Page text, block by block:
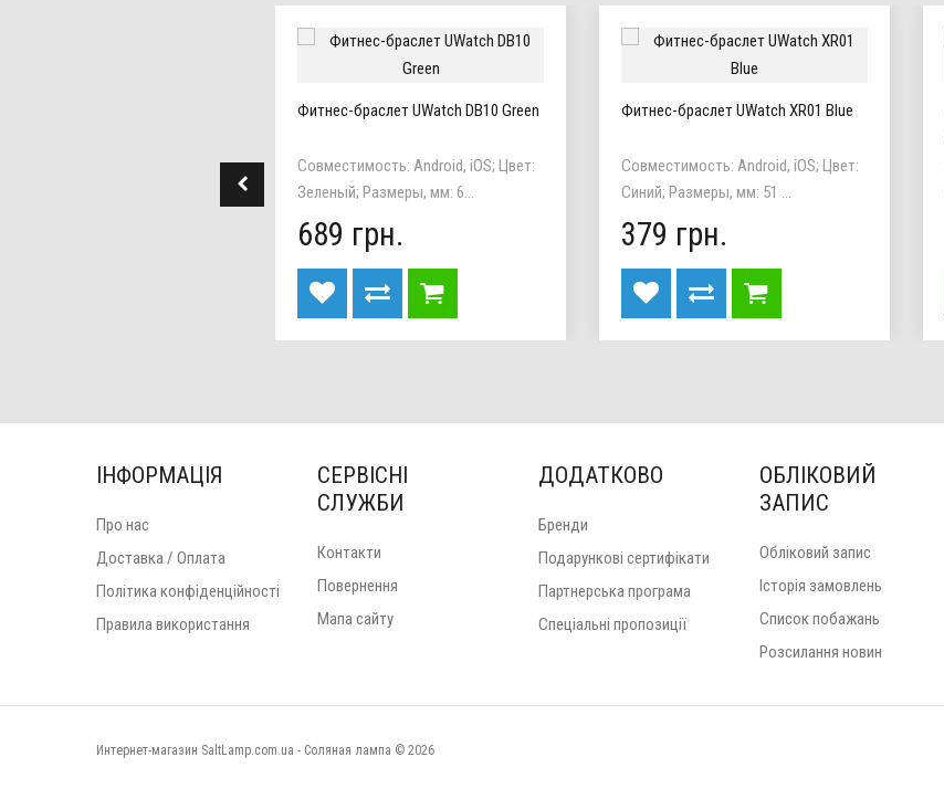
Фитнес-браслет UWatch DB10 Green
Совместимость: Android, iOS; Цвет:
Зеленый; Размеры, мм: 6...
689 грн.
Фитнес-браслет UWatch XR01 Blue
Совместимость: Android, iOS; Цвет:
Синий; Размеры, мм: 51 ...
379 грн.
ІНФОРМАЦІЯ
Про нас
Доставка / Оплата
Політика конфіденційності
Правила використання
СЕРВІСНІ
СЛУЖБИ
Контакти
Повернення
Мапа сайту
ДОДАТКОВО
Бренди
Подарункові сертифікати
Партнерська програма
Спеціальні пропозиції
ОБЛІКОВИЙ
ЗАПИС
Обліковий запис
Історія замовлень
Список побажань
Розсилання новин
Интернет-магазин SaltLamp.com.ua - Соляная лампа © 2026